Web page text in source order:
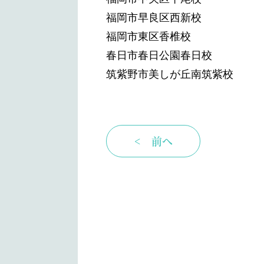
福岡市早良区西新校
福岡市東区香椎校
春日市春日公園春日校
筑紫野市美しが丘南筑紫校
< 前へ